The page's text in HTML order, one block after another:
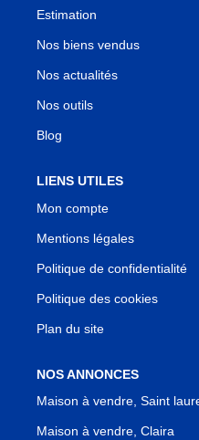
Estimation
Nos biens vendus
Nos actualités
Nos outils
Blog
LIENS UTILES
Mon compte
Mentions légales
Politique de confidentialité
Politique des cookies
Plan du site
NOS ANNONCES
Maison à vendre, Saint
Maison à vendre, Claira